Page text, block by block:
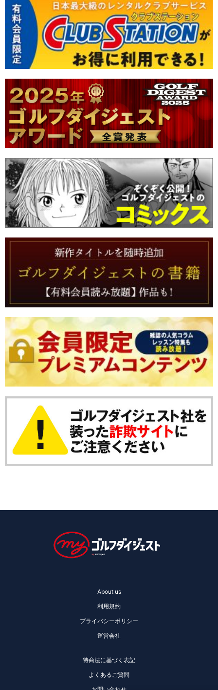
About us
利用規約
プライバシーポリシー
運営会社
特商法に基づく表記
よくあるご質問